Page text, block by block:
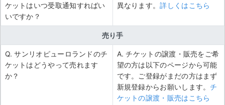
ケットはいつ受取通知すればい
いですか？
異なります。詳しくはこちら
売り手
Q. サンリオピューロランドのチ
ケットはどうやって売れます
か？
A. チケットの譲渡・販売をご希
望の方は以下のページから可能
です。ご登録がまだの方はまず
新規登録からお願いします。チ
ケットの譲渡・販売はこちら